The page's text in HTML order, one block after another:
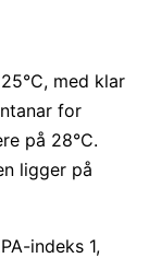
med klar
for
på 28°C.
ligger på
indeks 1,